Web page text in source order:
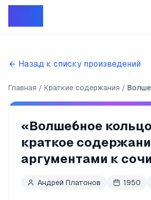
Назад к списку произведений
Главная Краткие содержания
«Волшебное кольцо
краткое
аргументами к
Андрей Платонов 1950